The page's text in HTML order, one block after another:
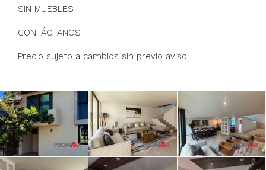
SIN MUEBLES
CONTÁCTANOS
Precio sujeto a cambios sin previo aviso